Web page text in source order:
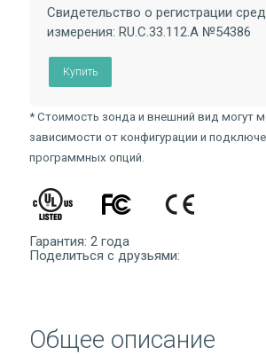
Свидетельство о регистрации
измерения: RU.C.33.112.A №54386
Купить
* Стоимость зонда и внешний вид могут
зависимости от конфигурации и
программных опций.
Гарантия: 2 года
Поделиться с друзьями:
Общее описание